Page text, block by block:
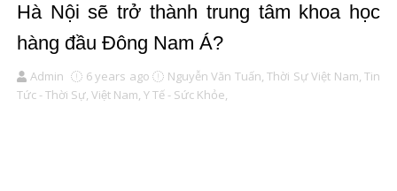
Hà Nội sẽ trở thành trung tâm khoa học
hàng đầu Đông Nam Á?
Admin 6 years ago Nguyễn Văn Tuấn, Thời Sự Việt Nam, Tin
Tức - Thời Sự, Việt Nam, Y Tế - Sức Khỏe,